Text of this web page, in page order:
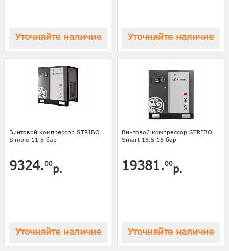
Уточняйте наличие Уточняйте наличие
Винтовой компрессор STRIBO
Simple 11 8 бар
9324.00р.
Уточняйте наличие
Винтовой компрессор STRIBO
Smart 18.5 16 бар
19381.00р.
Уточняйте наличие